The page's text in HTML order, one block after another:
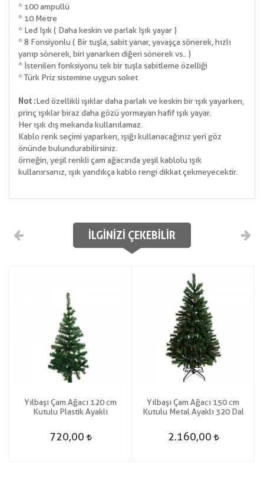
* 100 ampullü
* 10 Metre
* Led Işık ( Daha keskin ve parlak Işık yayar )
* 8 Fonsiyonlu ( Bir tuşla, sabit yanar, yavaşça sönerek, hızlı
yanıp sönerek, biri yanarken diğeri sönerek vs.. )
* İstenilen fonksiyonu tek bir tuşla sabitleme özelliği
* Türk Priz sistemine uygun soket
Not :Led özellikli ışıklar daha parlak ve keskin bir ışık yayarken,
prinç ışıklar biraz daha gözü yormayan hafif ışık yayar.
Her ışık dış mekanda kullanılamaz.
Kablo renk seçimi yaparken, ışığı kullanacağınız yeri göz
önünde bulundurabilirsiniz.
örneğin, yeşil renkli çam ağacında yeşil kablolu ışık
kullanırsanız, ışık yandıkça kablo rengi dikkat çekmeyecektir.
İLGINIZI ÇEKEBILIR
Yılbaşı Çam Ağacı 120 cm
Kutulu Plastik Ayaklı
720,00
Yılbaşı Çam Ağacı 150 cm
Kutulu Metal Ayaklı 320 Dal
2.160,00